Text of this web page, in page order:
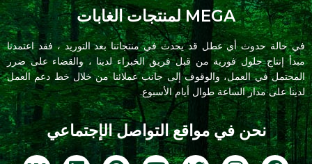
MEGA لمنتجات الغابات
في حالة حدوث أي عطل قد يحدث في منتجاتنا بعد التوريد ، فقد اعتمدنا
مبدأ إنتاج حلول فورية من قبل فريق الخبراء لدينا ، والقضاء على ضرر
المحتمل في العمل، والوقوف إلى جانب عملائنا من خلال خط دعم العمل
لدينا على مدار الساعة طوال أيام الأسبوع.
نحن في مواقع التواصل الإجتماعي